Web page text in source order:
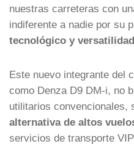
nuestras carreteras con
indiferente a nadie por su
tecnológico y
Este nuevo integrante del
como Denza D9 DM-i, no
utilitarios convencionales,
alternativa de altos
servicios de transporte